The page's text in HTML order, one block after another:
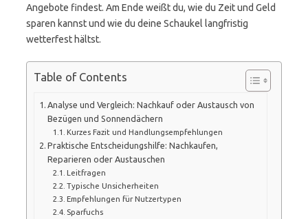
Angebote findest. Am Ende weißt du, wie du Zeit und Geld
sparen kannst und wie du deine Schaukel langfristig
wetterfest hältst.
Table of Contents
Analyse und Vergleich: Nachkauf oder Austausch von
Bezügen und Sonnendächern
Kurzes Fazit und Handlungsempfehlungen
Praktische Entscheidungshilfe: Nachkaufen,
Reparieren oder Austauschen
Leitfragen
Typische Unsicherheiten
Empfehlungen für Nutzertypen
Sparfuchs